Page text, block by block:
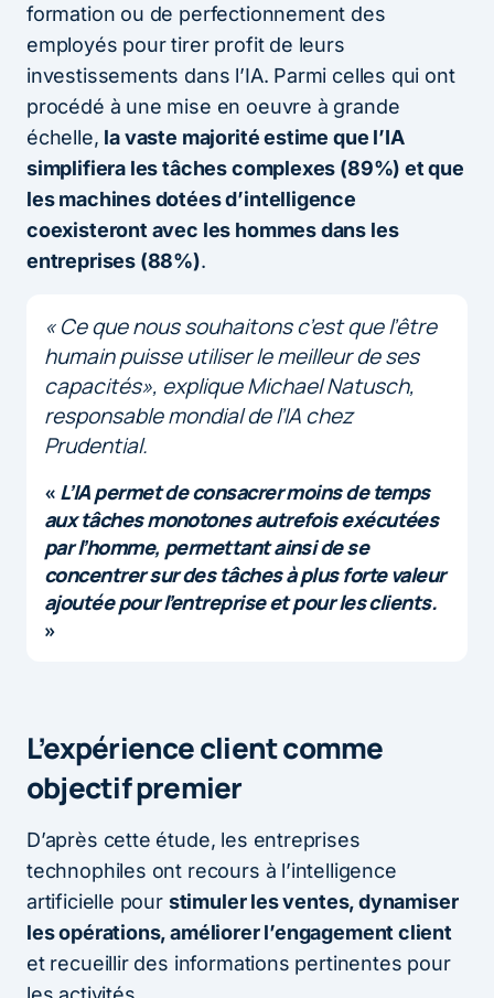
formation ou de perfectionnement des
employés pour tirer profit de leurs
investissements dans l’IA. Parmi celles qui ont
procédé à une mise en oeuvre à grande
échelle, la vaste majorité estime que l’IA
simplifiera les tâches complexes (89%) et que
les machines dotées d’intelligence
coexisteront avec les hommes dans les
entreprises (88%).
«Ce que nous souhaitons c’est que l’être
humain puisse utiliser le meilleur de ses
capacités», explique Michael Natusch,
responsable mondial de l’IA chez
Prudential.
« L’IA permet de consacrer moins de temps
aux tâches monotones autrefois exécutées
par l’homme, permettant ainsi de se
concentrer sur des tâches à plus forte valeur
ajoutée pour l’entreprise et pour les clients.
»
L’expérience client comme
objectif premier
D’après cette étude, les entreprises
technophiles ont recours à l’intelligence
artificielle pour stimuler les ventes, dynamiser
les opérations, améliorer l’engagement client
et recueillir des informations pertinentes pour